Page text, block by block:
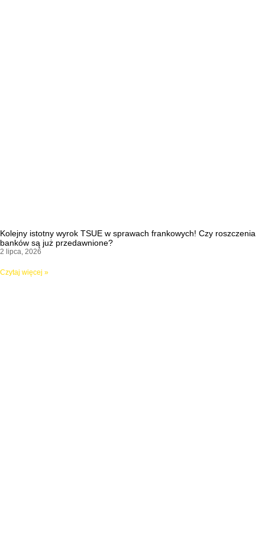
Kolejny istotny wyrok TSUE w sprawach frankowych! Czy roszczenia
banków są już przedawnione?
2 lipca, 2026
Czytaj więcej »